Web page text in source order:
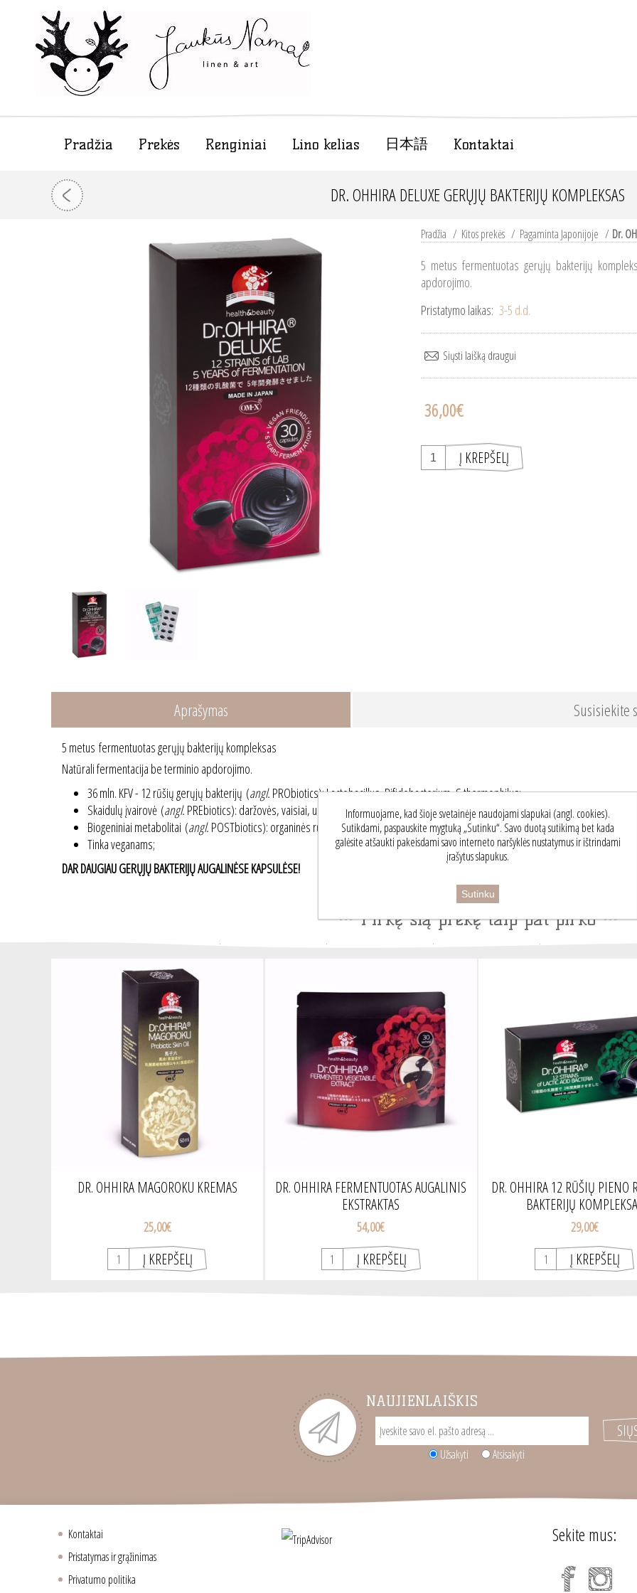
Pradžia Prekės Renginiai Lino kelias 日本語 Kontaktai
DR. OHHIRA DELUXE GERŲJŲ BAKTERIJŲ KOMPLEKSAS
Pradžia / Kitos prekės / Pagaminta Japonijoje / Dr.
5 metus fermentuotas gerųjų bakterijų
apdorojimo.
Pristatymo laikas: 3-5 d.d.
36,00€
Aprašymas Susisiekite
5 metus fermentuotas gerųjų bakterijų kompleksas
Natūrali fermentacija be terminio apdorojimo.
36 mln. KFV - 12 rūšių gerųjų bakterijų (angl. PRObiotics): Lactobacillus, Bifidobacterium, S.thermophilus;
Skaidulų įvairovė (angl. PREbiotics): daržovės, vaisiai, uogos, grybai, jūržolės;
Biogeniniai metabolitai (angl. POSTbiotics): organinės rūgštys, enzimai, polifenoliai;
Tinka veganams;
DAR DAUGIAU GERŲJŲ BAKTERIJŲ AUGALINĖSE KAPSULĖSE!
Pirkę šią prekę taip pat pirko
DR. OHHIRA MAGOROKU KREMAS
25,00€
DR. OHHIRA FERMENTUOTAS AUGALINIS
EKSTRAKTAS
54,00€
DR. OHHIRA 12 RŪŠIŲ PIENO
BAKTERIJŲ
29,00€
NAUJIENLAIŠKIS
Užsakyti Atsisakyti
Kontaktai
Pristatymas ir grąžinimas
Privatumo politika
Sekite mus:
Informuojame, kad šioje svetainėje naudojami slapukai (angl. cookies).
Sutikdami, paspauskite mygtuką „Sutinku“. Savo duotą sutikimą bet kada
galėsite atšaukti pakeisdami savo interneto naršyklės nustatymus ir ištrindami
įrašytus slapukus.
Sutinku